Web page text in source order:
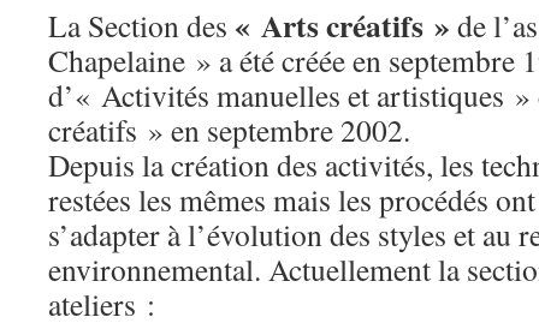
La Section des « Arts créatifs » de
Chapelaine » a été créée en septembre
d’« Activités manuelles et artistiques
créatifs » en septembre 2002.
Depuis la création des activités, les
restées les mêmes mais les procédés
s’adapter à l’évolution des styles et au
environnemental. Actuellement la
ateliers :